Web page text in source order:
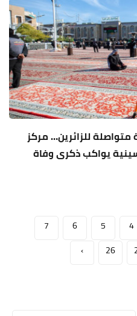
للزائرين… مركز
يواكب ذكرى وفاة
4
5
6
7
26
›